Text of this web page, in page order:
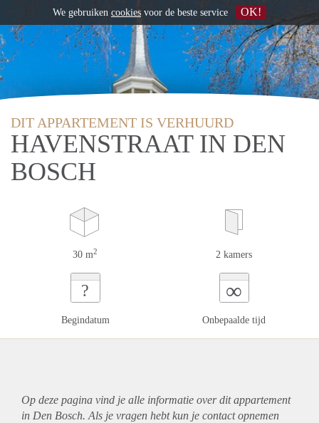
DIT APPARTEMENT IS VERHUURD
HAVENSTRAAT IN DEN
BOSCH
30 m2 2 kamers
?
Begindatum
∞
Onbepaalde tijd
Op deze pagina vind je alle informatie over ditappartement
in Den Bosch. Als je vragen hebt kun je contact opnemen
We gebruiken cookies voor de beste service OK!